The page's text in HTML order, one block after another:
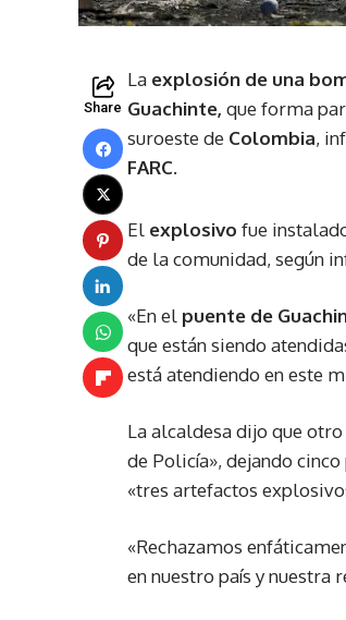
Share
La explosión de una
Guachinte, que forma
suroeste de Colombia,
FARC.
El explosivo fue
de la comunidad, según
«En el puente de
que están siendo
está atendiendo en este
La alcaldesa dijo que
de Policía», dejando
«tres artefactos
«Rechazamos
en nuestro país y nuestra